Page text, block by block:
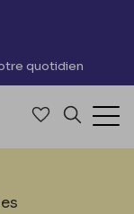
quotidien
Accéder à